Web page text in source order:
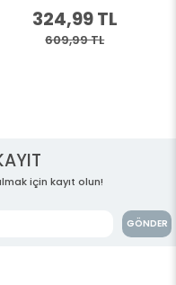
324,99 TL
609,99 TL
için kayıt olun!
GÖNDER